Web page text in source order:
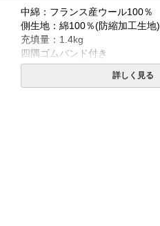
中綿：フランス産ウール100％
側生地：綿100％(防縮加工生地)
充填量：1.4kg
四隅ゴムバンド付き
ウールマーク付き
キルト：ひょうたんキルト
詳しく見る